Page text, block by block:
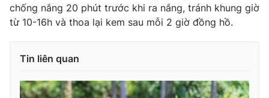
chống nắng 20 phút trước khi ra nắng, tránh khung giờ
từ 10-16h và thoa lại kem sau mỗi 2 giờ đồng hồ.
Tin liên quan